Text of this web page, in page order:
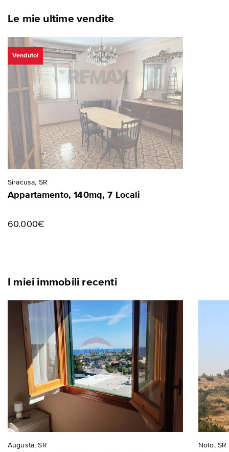
Le mie ultime vendite
Venduto!
Siracusa, SR
Appartamento, 140mq, 7 Locali
60.000€
I miei immobili recenti
Augusta, SR Noto, SR